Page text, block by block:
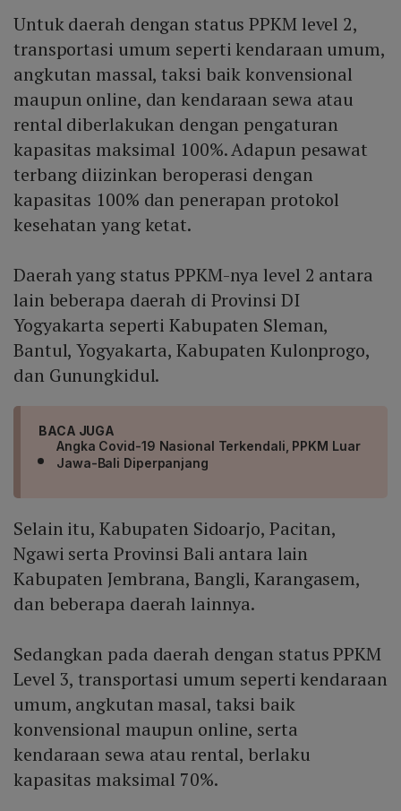
Untuk daerah dengan status PPKM level 2,
transportasi umum seperti kendaraan umum,
angkutan massal, taksi baik konvensional
maupun online, dan kendaraan sewa atau
rental diberlakukan dengan pengaturan
kapasitas maksimal 100%. Adapun pesawat
terbang diizinkan beroperasi dengan
kapasitas 100% dan penerapan protokol
kesehatan yang ketat.
Daerah yang status PPKM-nya level 2 antara
lain beberapa daerah di Provinsi DI
Yogyakarta seperti Kabupaten Sleman,
Bantul, Yogyakarta, Kabupaten Kulonprogo,
dan Gunungkidul.
BACA JUGA
Angka Covid-19 Nasional Terkendali, PPKM Luar
Jawa-Bali Diperpanjang
Selain itu, Kabupaten Sidoarjo, Pacitan,
Ngawi serta Provinsi Bali antara lain
Kabupaten Jembrana, Bangli, Karangasem,
dan beberapa daerah lainnya.
Sedangkan pada daerah dengan status PPKM
Level 3, transportasi umum seperti kendaraan
umum, angkutan masal, taksi baik
konvensional maupun online, serta
kendaraan sewa atau rental, berlaku
kapasitas maksimal 70%.